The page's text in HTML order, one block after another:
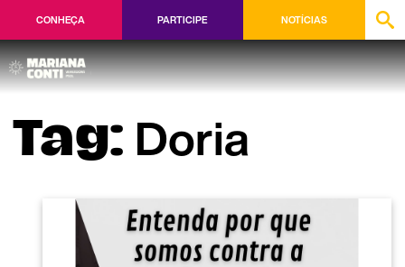
CONHEÇA PARTICIPE NOTÍCIAS
Tag: Doria